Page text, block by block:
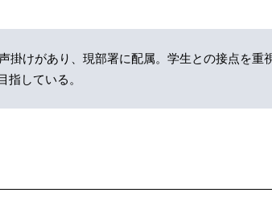
掛けがあり、現部署に配属。学生との接点を重
指している。